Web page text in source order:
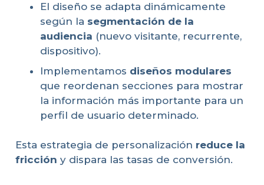
El diseño se adapta dinámicamente
según la segmentación de la
audiencia (nuevo visitante, recurrente,
dispositivo).
Implementamos diseños modulares
que reordenan secciones para mostrar
la información más importante para un
perfil de usuario determinado.
Esta estrategia de personalización reduce la
fricción y dispara las tasas de conversión.